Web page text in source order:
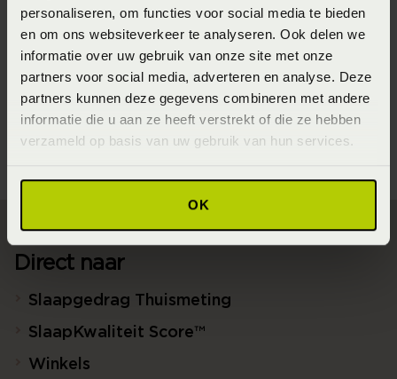
personaliseren, om functies voor social media te bieden
en om ons websiteverkeer te analyseren. Ook delen we
informatie over uw gebruik van onze site met onze
partners voor social media, adverteren en analyse. Deze
partners kunnen deze gegevens combineren met andere
informatie die u aan ze heeft verstrekt of die ze hebben
verzameld op basis van uw gebruik van hun services.
OK
Materiaal
100% pure katoen (Katoen)
Seizoen
Never Out of Stock (Vaste collectie)
Direct naar
Slaapgedrag Thuismeting
SlaapKwaliteit Score™
Winkels